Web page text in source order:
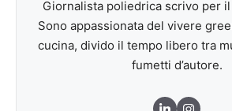
Giornalista poliedrica scrivo per
Sono appassionata del vivere
cucina, divido il tempo libero tra
fumetti d’autore.